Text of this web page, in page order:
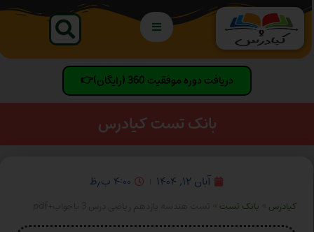
دریافت دوره موفقیت 360 (رایگان)👉
بانک تست کیادرس
آبان ۱۲, ۱۴۰۴ ۴:۰۰ ب٫ظ
کیادرس بانک تست